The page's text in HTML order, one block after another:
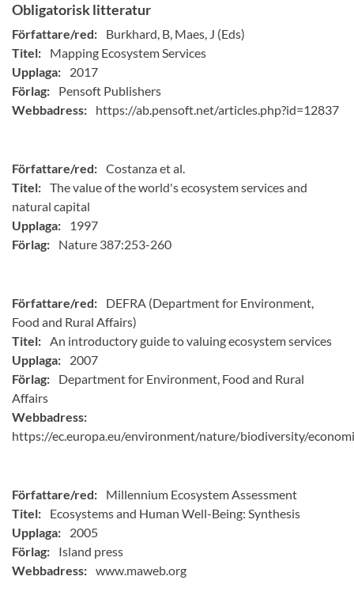
Obligatorisk litteratur
Författare/red:
Burkhard, B, Maes, J (Eds)
Titel:
Mapping Ecosystem Services
Upplaga:
2017
Förlag:
Pensoft Publishers
Webbadress:
https://ab.pensoft.net/articles.php?id=12837
Författare/red: Costanza et al.
Titel: The value of the world's ecosystem services and
natural capital
Upplaga:
1997
Förlag:
Nature 387:253-260
Författare/red:
DEFRA (Department for Environment,
Food and Rural Affairs)
Titel: An introductory guide to valuing ecosystem services
Upplaga:
2007
Förlag:
Department for Environment, Food and Rural
Affairs
Webbadress:
https://ec.europa.eu/environment/nature/biodiversity/
Författare/red:
Millennium Ecosystem Assessment
Titel:
Ecosystems and Human Well-Being: Synthesis
Upplaga:
2005
Förlag:
Island press
Webbadress: www.maweb.org